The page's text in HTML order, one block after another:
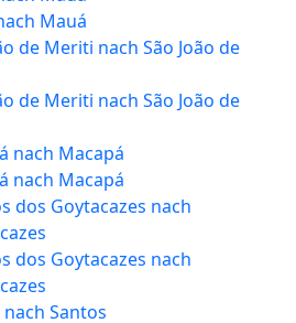
Mauá
de Meriti nach São João de
de Meriti nach São João de
nach Macapá
nach Macapá
dos Goytacazes nach
dos Goytacazes nach
Santos